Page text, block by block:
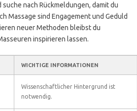
nach Rückmeldungen, damit du
Massage sind Engagement und Geduld
neuer Methoden bleibst du
inspirieren lassen.
WICHTIGE INFORMATIONEN
Wissenschaftlicher Hintergrund ist
notwendig.